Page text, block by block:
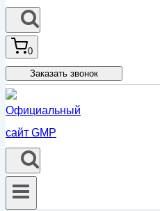
0
Заказать звонок